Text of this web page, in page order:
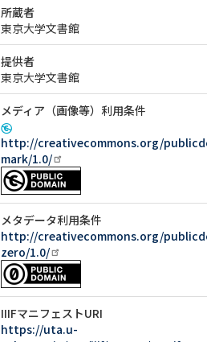
所蔵者
東京大学文書館
提供者
東京大学文書館
メディア（画像等）利用条件
http://creativecommons.org/
mark/1.0/
メタデータ利用条件
http://creativecommons.org/
zero/1.0/
IIIFマニフェストURI
https://uta.u-